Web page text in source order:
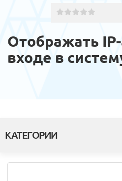
Отображать
входе в
КАТЕГОРИИ